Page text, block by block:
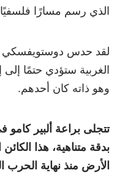
الذي رسم مسارًا فلسفيًا
لقد حدس دوستويفسكي
الغربية ستؤدي حتمًا
وهو ذاته كان أحدهم.
تتجلى براعة ألبير
بدقة متناهية، هذا
الأرض منذ نهاية الحرب